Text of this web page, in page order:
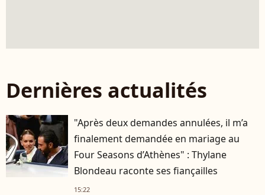
Dernières actualités
"Après deux demandes annulées, il m’a
finalement demandée en mariage au
Four Seasons d’Athènes" : Thylane
Blondeau raconte ses fiançailles
15:22